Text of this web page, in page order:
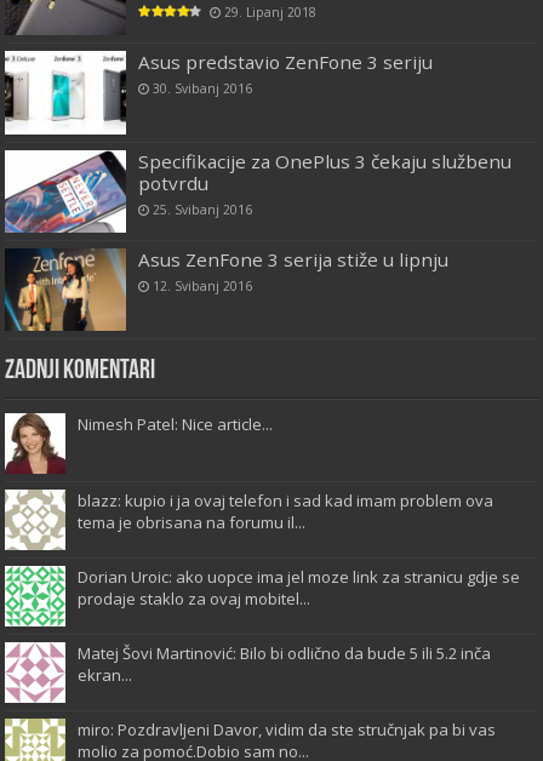
29. Lipanj 2018
Asus predstavio ZenFone 3 seriju
30. Svibanj 2016
Specifikacije za OnePlus 3 čekaju službenu
potvrdu
25. Svibanj 2016
Asus ZenFone 3 serija stiže u lipnju
12. Svibanj 2016
Zadnji komentari
Nimesh Patel: Nice article...
blazz: kupio i ja ovaj telefon i sad kad imam problem ova
tema je obrisana na forumu il...
Dorian Uroic: ako uopce ima jel moze link za stranicu gdje se
prodaje staklo za ovaj mobitel...
Matej Šovi Martinović: Bilo bi odlično da bude 5 ili 5.2 inča
ekran...
miro: Pozdravljeni Davor, vidim da ste stručnjak pa bi vas
molio za pomoć.Dobio sam no...